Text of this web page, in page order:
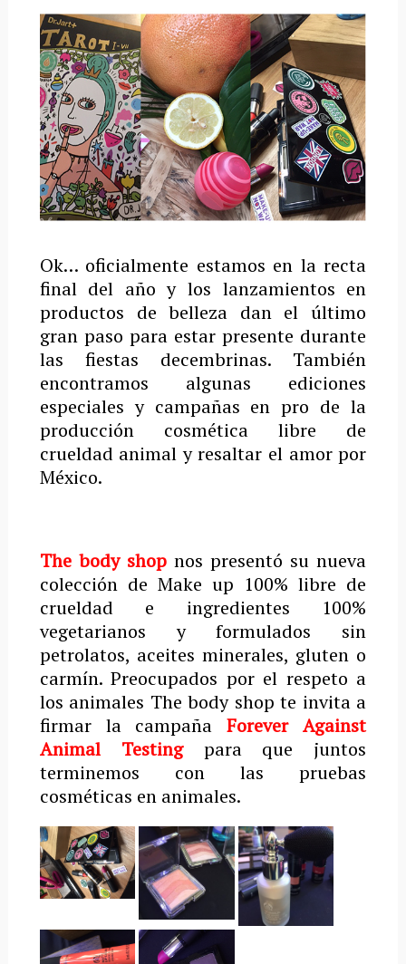
Ok… oficialmente estamos en la recta
final del año y los lanzamientos en
productos de belleza dan el último
gran paso para estar presente durante
las fiestas decembrinas. También
encontramos algunas ediciones
especiales y campañas en pro de la
producción cosmética libre de
crueldad animal y resaltar el amor por
México.
The body shopnos presentó su nueva
colección de Make up 100% libre de
crueldad e ingredientes 100%
vegetarianos y formulados sin
petrolatos, aceites minerales, gluten o
carmín. Preocupados por el respeto a
los animales The body shop te invita a
firmar la campañaForever Against
Animal Testingpara que juntos
terminemos con las pruebas
cosméticas en animales.